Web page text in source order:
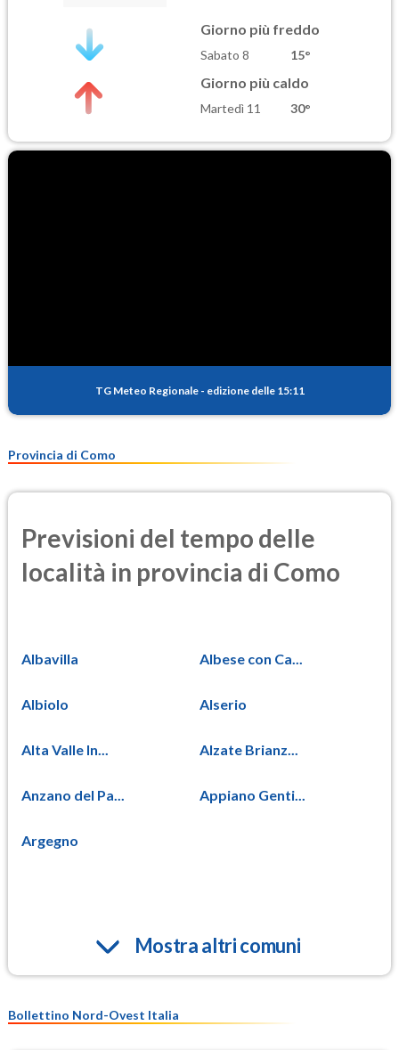
Giorno più freddo
Sabato 8 15°
Giorno più caldo
Martedì 11 30°
TG Meteo Regionale - edizione delle 15:11
Provincia di Como
Previsioni del tempo delle
località in provincia di Como
Albavilla Albese con Ca...
Albiolo Alserio
Alta Valle In... Alzate Brianz...
Anzano del Pa... Appiano Genti...
Argegno
Mostra altri comuni
Bollettino Nord-Ovest Italia